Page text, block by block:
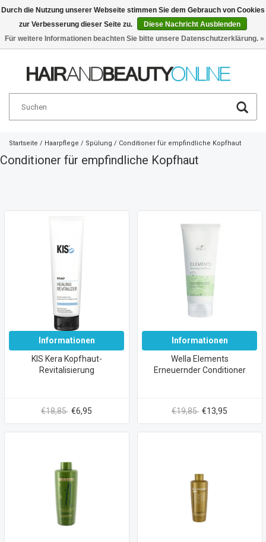
Deutsch €
Startseite / Haarpflege / Spülung / Conditioner für empfindliche Kopfhaut
Conditioner für empfindliche Kopfhaut
Informationen
KIS Kera Kopfhaut-
Revitalisierung
€18,85 €6,95
Informationen
Wella Elements
Erneuernder Conditioner
€19,85 €13,95
Durch die Nutzung unserer Webseite stimmen Sie dem Gebrauch von Cookies
zur Verbesserung dieser Seite zu.
Diese Nachricht Ausblenden
Für weitere Informationen beachten Sie bitte unsere Datenschutzerklärung. »